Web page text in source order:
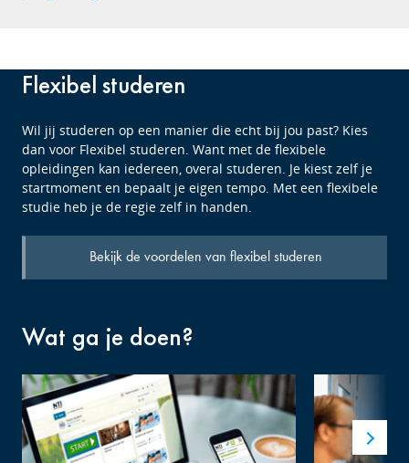
Flexibel studeren
Wil jij studeren op een manier die echt bij jou past? Kies
dan voor Flexibel studeren. Want met de flexibele
opleidingen kan iedereen, overal studeren. Je kiest zelf je
startmoment en bepaalt je eigen tempo. Met een flexibele
studie heb je de regie zelf in handen.
Bekijk de voordelen van flexibel studeren
Wat ga je doen?